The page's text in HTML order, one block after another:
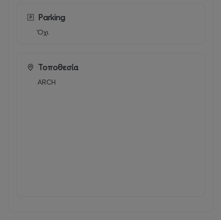
🎫 Front rows : 40€
🎫 Γενική είσοδος: 30€
Parking
Όχι
Τοποθεσία
ARCH